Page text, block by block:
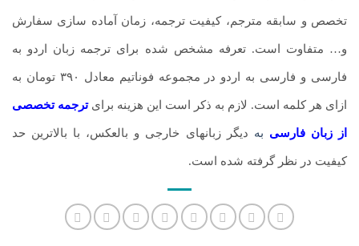
تخصص و سابقه مترجم، کیفیت ترجمه، زمان آماده سازی سفارش
و… متفاوت است. تعرفه مشخص شده برای ترجمه زبان اردو به
فارسی و فارسی به اردو در مجموعه فوناتیم معادل ۳۹۰ تومان به
ازای هر کلمه است. لازم به ذکر است این هزینه برایترجمه تخصصی
از زبان فارسی به دیگر زبانهای خارجی و بالعکس، با بالاترین حد
کیفیت در نظر گرفته شده است.